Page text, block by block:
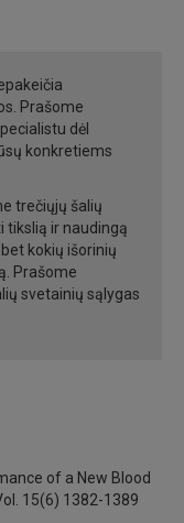
Prašome
dėl
konkretiems
trečiųjų šalių
tikslią ir naudingą
kokių išorinių
Prašome
svetainių sąlygas
of a New Blood
15(6) 1382-1389